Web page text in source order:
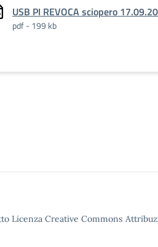
USB PI REVOCA sciopero
pdf - 199 kb
Licenza Creative Commons